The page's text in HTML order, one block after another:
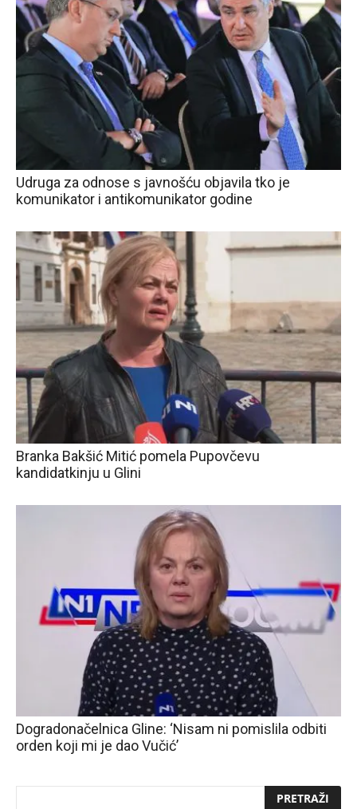
Udruga za odnose s javnošću objavila tko je
komunikator i antikomunikator godine
Branka Bakšić Mitić pomela Pupovčevu
kandidatkinju u Glini
Dogradonačelnica Gline: ‘Nisam ni pomislila odbiti
orden koji mi je dao Vučić’